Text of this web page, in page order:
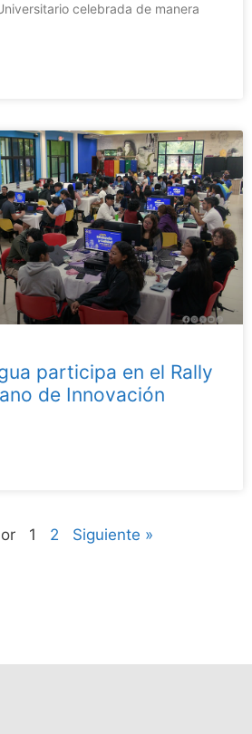
celebrada de manera
participa en el Rally
de Innovación
1 2 Siguiente »